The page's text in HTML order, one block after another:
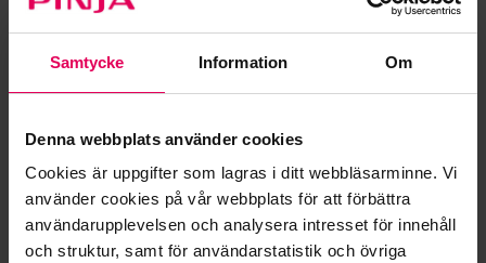
Samtycke Information Om
Denna webbplats använder cookies
Cookies är uppgifter som lagras i ditt webbläsarminne. Vi
använder cookies på vår webbplats för att förbättra
användarupplevelsen och analysera intresset för innehåll
och struktur, samt för användarstatistik och övriga
direktivet – rapporteringsautomatisering
underlättar arbetet
01.02.2024
Hur effektiviserar AI inom industrin